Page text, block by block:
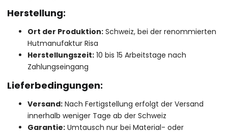
Herstellung:
Ort der Produktion: Schweiz, bei der renommierten
Hutmanufaktur Risa
Herstellungszeit: 10 bis 15 Arbeitstage nach
Zahlungseingang
Lieferbedingungen:
Versand: Nach Fertigstellung erfolgt der Versand
innerhalb weniger Tage ab der Schweiz
Garantie: Umtausch nur bei Material- oder